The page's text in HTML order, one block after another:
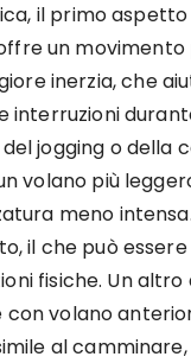
il primo
un movimento
inerzia, che
jogging o della
volano più
meno
il che può
fisiche. Un
con volano
al